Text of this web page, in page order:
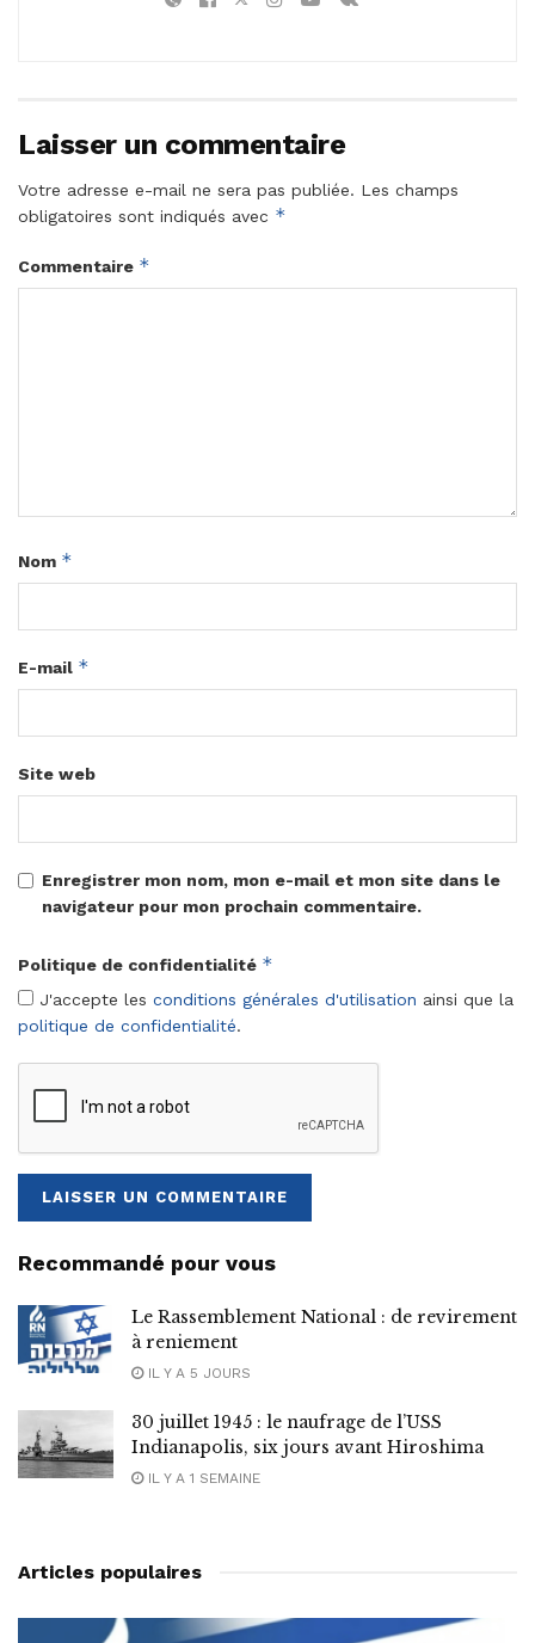
Laisser un commentaire
Votre adresse e-mail ne sera pas publiée. Les champs
obligatoires sont indiqués avec *
Commentaire *
Nom *
E-mail *
Site web
Enregistrer mon nom, mon e-mail et mon site dans le
navigateur pour mon prochain commentaire.
Politique de confidentialité *
J'accepte les conditions générales d'utilisation ainsi que la
politique de confidentialité.
Recommandé pour vous
Le Rassemblement National : de revirement
à reniement
IL Y A 5 JOURS
30 juillet 1945 : le naufrage de l’USS
Indianapolis, six jours avant Hiroshima
IL Y A 1 SEMAINE
Articles populaires